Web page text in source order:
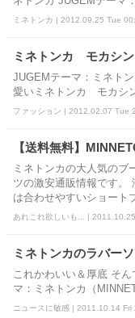
ミネトンカ | 2012.09.25 Tue
ミネトンカ モカシン
JUGEMテーマ：ミネト
愛いミネトンカ モカシ
ファッション | 2012.02.07 Tue
【送料無料】
ミネトンカの大人気のブ
ツの激安通販情報です。
は合わせやすいショート
あれこれ欲しいも... |
ミネトンカのラバー
これかわいい＆厚底 そ
マ：ミネトンカ（
ニュースに敏感 | 2011.10.14 Fri